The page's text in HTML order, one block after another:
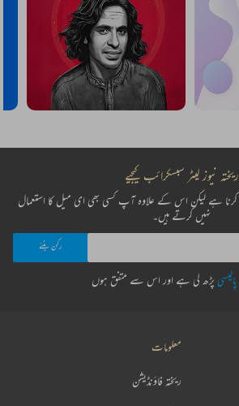
ریختہ نیوز لیٹر سبسکرائب کیجیے
ہے لیکن اس کے علاوہ آپ کسی بھی ای میل کا استعمال
نہیں کرتے ہیں۔
پڑھ لی ہے اور اس سے متفق ہوں
معلومات
ریختہ فاؤنڈیشن